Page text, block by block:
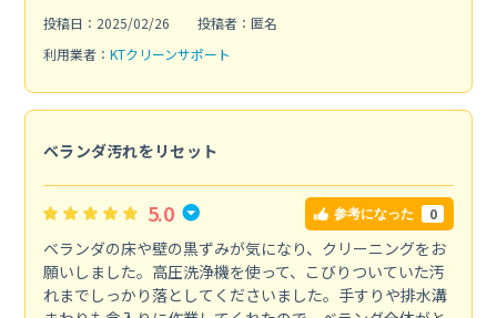
投稿日：2025/02/26
投稿者：匿名
利用業者： KTクリーンサポート
ベランダ汚れをリセット
5.0 参考になった 0
ベランダの床や壁の黒ずみが気になり、クリーニングをお
願いしました。高圧洗浄機を使って、こびりついていた汚
れまでしっかり落としてくださいました。手すりや排水溝